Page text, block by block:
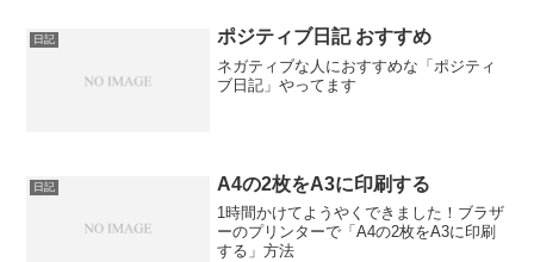
日記 ポジティブ日記 おすすめ
ネガティブな人におすすめな「ポジティ
ブ日記」やってます
日記 A4の2枚をA3に印刷する
1時間かけてようやくできました！ブラザ
ーのプリンターで「A4の2枚をA3に印刷
する」方法